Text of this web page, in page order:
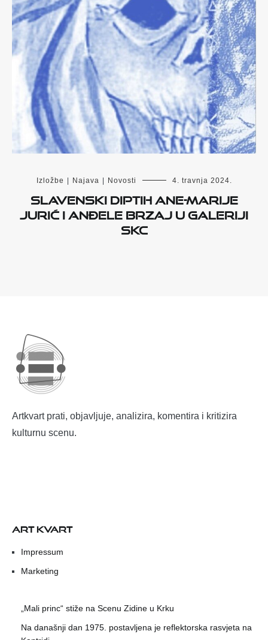
Izložbe Najava Novosti 4. travnja 2024.
Slavenski diptih Ane-Marije
Jurić i Anđele Brzaj u Galeriji
SKC
Artkvart prati, objavljuje, analizira, komentira i kritizira
kulturnu scenu.
ART KVART
Impressum
Marketing
„Mali princ“ stiže na Scenu Zidine u Krku
Na današnji dan 1975. postavljena je reflektorska rasvjeta na